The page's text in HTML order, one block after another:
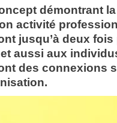
démontrant
activité
jusqu’à deux
aussi aux
des connexions